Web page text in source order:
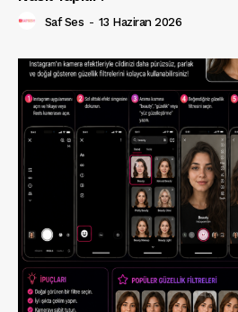
Saf Ses - 13 Haziran 2026